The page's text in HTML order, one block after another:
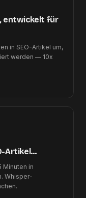
entwickelt für
in SEO-Artikel um,
werden — 10x
Artikel
Minuten in
Whisper-